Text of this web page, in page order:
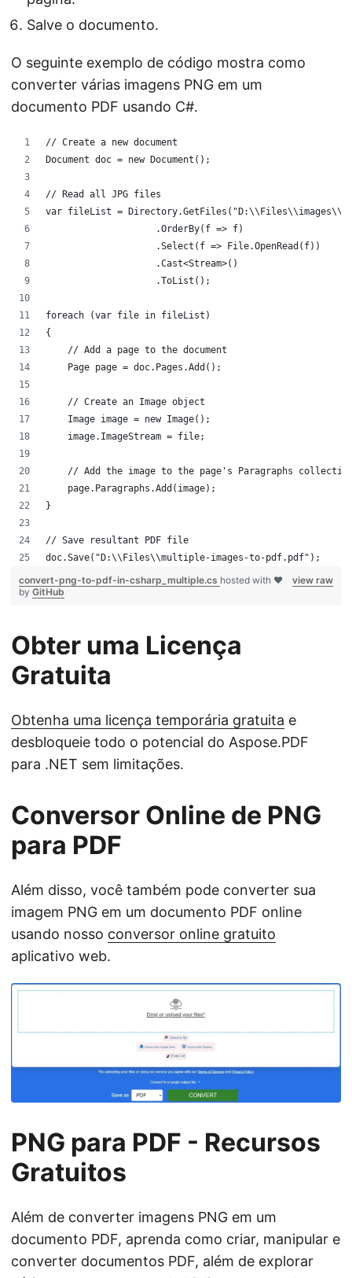
Salve o documento.
O seguinte exemplo de código mostra como
converter várias imagens PNG em um
documento PDF usando C#.
// Create a new document
Document doc = new Document();
// Read all JPG files
var fileList =
                    .OrderBy(f => f)
                    .Select(f => File.OpenRead(f))
                    .Cast<Stream>()
                    .ToList();
foreach (var file in fileList)
{
    // Add a page to the document
    Page page = doc.Pages.Add();
    // Create an Image object
    Image image = new Image();
    image.ImageStream = file;
// Add the image to the page's Paragraphs
    page.Paragraphs.Add(image);
}
// Save resultant PDF file
doc.Save("D:\\Files\\multiple-images-to-pdf.pdf");
view raw
convert-png-to-pdf-in-csharp_multiple.cs hosted with ❤
by GitHub
Obter uma Licença
Gratuita
Obtenha uma licença temporária gratuita e
desbloqueie todo o potencial do Aspose.PDF
para .NET sem limitações.
Conversor Online de PNG
para PDF
Além disso, você também pode converter sua
imagem PNG em um documento PDF online
usando nosso conversor online gratuito
aplicativo web.
PNG para PDF - Recursos
Gratuitos
Além de converter imagens PNG em um
documento PDF, aprenda como criar, manipular e
converter documentos PDF, além de explorar